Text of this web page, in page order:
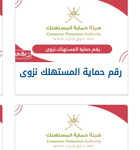
رقم حماية المستهلك نزوى